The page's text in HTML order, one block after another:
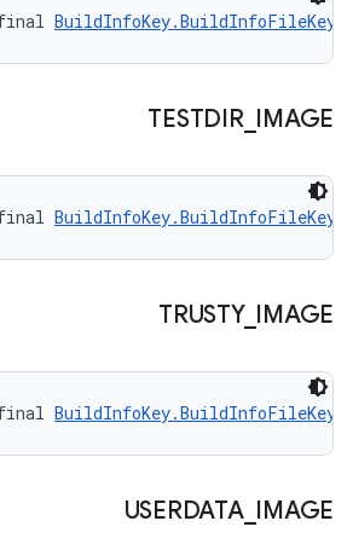
BuildInfoKey.BuildInfoFileKey
TESTDIR_ IMAGE
BuildInfoKey.BuildInfoFileKey
TRUSTY_ IMAGE
BuildInfoKey.BuildInfoFileKey
USERDATA_ IMAGE